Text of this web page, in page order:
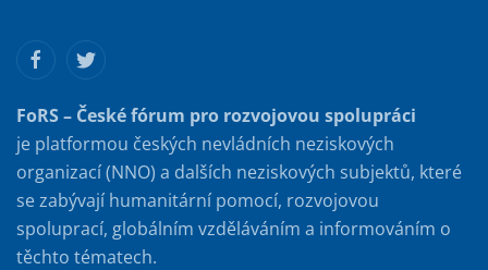
FoRS – České fórum pro rozvojovou spolupráci
je platformou českých nevládních neziskových
organizací (NNO) a dalších neziskových subjektů, které
se zabývají humanitární pomocí, rozvojovou
spoluprací, globálním vzděláváním a informováním o
těchto tématech.